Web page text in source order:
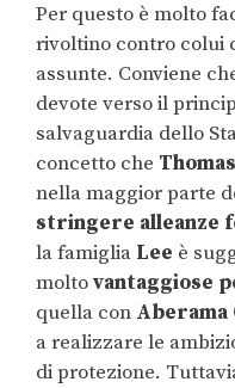
Per questo è molto
rivoltino contro colui
assunte. Conviene
devote verso il
salvaguardia dello
concetto che
nella maggior parte
stringere alleanze
la famiglia Lee è
moltovantaggiose
quella con Aberama
a realizzare le
di protezione.